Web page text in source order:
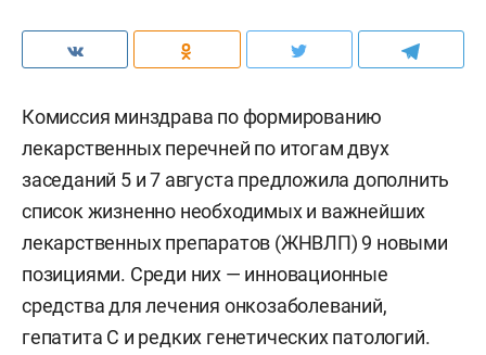
Комиссия минздрава по формированию
лекарственных перечней по итогам двух
заседаний 5 и 7 августа предложила дополнить
список жизненно необходимых и важнейших
лекарственных препаратов (ЖНВЛП) 9 новыми
позициями. Среди них — инновационные
средства для лечения онкозаболеваний,
гепатита С и редких генетических патологий.